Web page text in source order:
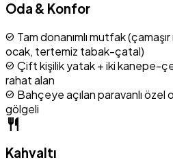
Oda & Konfor
check_circle Tam donanımlı mutfak
ocak, tertemiz tabak-çatal)
check_circle Çift kişilik yatak + iki kanepe-
rahat alan
check_circle Bahçeye açılan paravanlı özel
gölgeli
restaurant
Kahvaltı